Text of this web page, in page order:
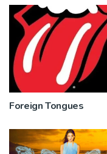
Foreign Tongues